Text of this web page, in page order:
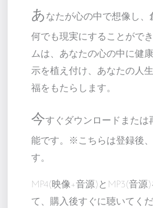
あ なたが心の中で想像し、
何でも現実にすることがで
ムは、あなたの心の中に健
示を植え付け、あなたの人
福をもたらします。
今すぐダウンロードまたは
能です。※こちらは登録後
す。
MP4(映像+音源)とMP3(音源
て、購入後すぐに聴いてく